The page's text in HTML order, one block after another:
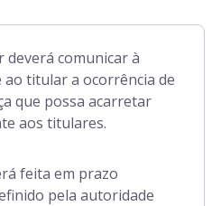
deverá comunicar à
titular a ocorrência de
que possa acarretar
aos titulares.
feita em prazo
pela autoridade